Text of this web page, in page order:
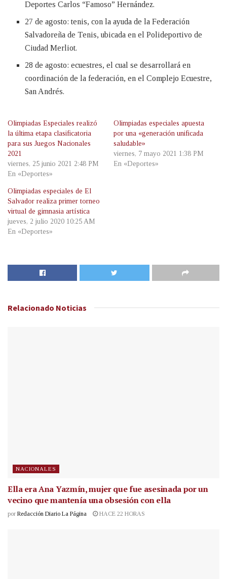
Deportes Carlos “Famoso” Hernández.
27 de agosto: tenis, con la ayuda de la Federación
Salvadoreña de Tenis, ubicada en el Polideportivo de
Ciudad Merliot.
28 de agosto: ecuestres, el cual se desarrollará en
coordinación de la federación, en el Complejo Ecuestre,
San Andrés.
Olimpiadas Especiales realizó
la última etapa clasificatoria
para sus Juegos Nacionales
2021
viernes, 25 junio 2021 2:48 PM
En «Deportes»
Olimpiadas especiales apuesta
por una «generación unificada
saludable»
viernes, 7 mayo 2021 1:38 PM
En «Deportes»
Olimpiadas especiales de El
Salvador realiza primer torneo
virtual de gimnasia artística
jueves, 2 julio 2020 10:25 AM
En «Deportes»
Relacionado Noticias
NACIONALES
Ella era Ana Yazmín, mujer que fue asesinada por un
vecino que mantenía una obsesión con ella
por Redacción Diario La Página HACE 22 HORAS